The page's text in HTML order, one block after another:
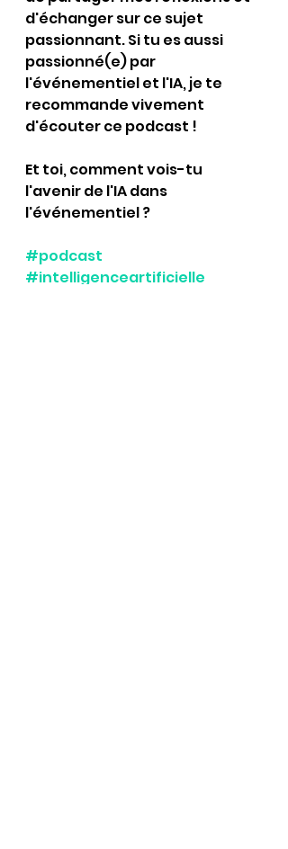
d'échanger sur ce sujet
passionnant. Si tu es aussi
passionné(e) par
l'événementiel et l'IA, je te
recommande vivement
d'écouter ce podcast !
Et toi, comment vois-tu
l'avenir de l'IA dans
l'événementiel ?
#podcast
#intelligenceartificielle